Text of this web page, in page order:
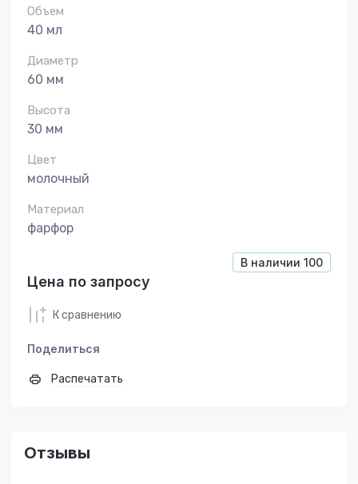
Объем
40 мл
Диаметр
60 мм
Высота
30 мм
Цвет
молочный
Материал
фарфор
В наличии 100
Цена по запросу
К сравнению
Поделиться
Распечатать
Отзывы